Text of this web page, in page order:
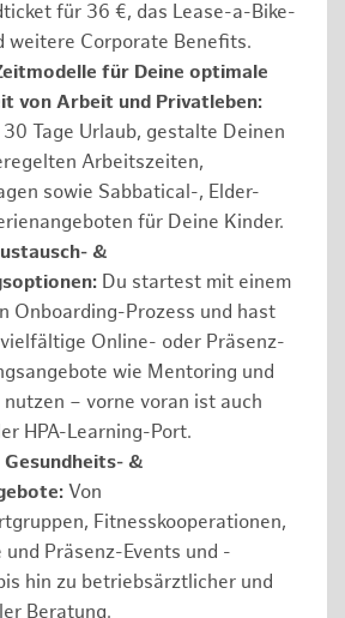
für 36 €, das Lease-a-Bike-
weitere Corporate Benefits.
für Deine optimale
von Arbeit und Privatleben:
Tage Urlaub, gestalte Deinen
Arbeitszeiten,
sowie Sabbatical-, Elder-
für Deine Kinder.
&
Du startest mit einem
Onboarding-Prozess und hast
Online- oder Präsenz-
wie Mentoring und
nutzen – vorne voran ist auch
HPA-Learning-Port.
&
Von
Fitnesskooperationen,
Präsenz-Events und -
hin zu betriebsärztlicher und
Beratung.